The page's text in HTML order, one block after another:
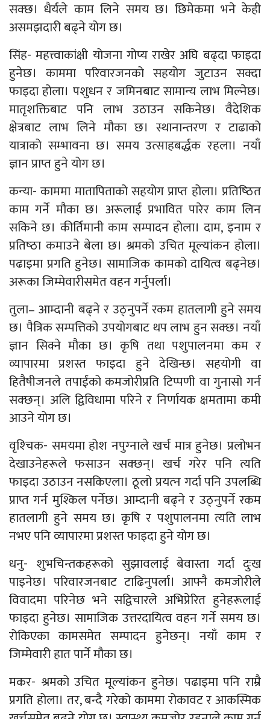
सक्छ। धैर्यले काम लिने समय छ। छिमेकमा भने केही
असमझदारी बढ्ने योग छ।
सिंह- महत्त्वाकांक्षी योजना गोप्य राखेर अघि बढ्दा फाइदा
हुनेछ। काममा परिवारजनको सहयोग जुटाउन सक्दा
फाइदा होला। पशुधन र जमिनबाट सामान्य लाभ मिल्नेछ।
मातृशक्तिबाट पनि लाभ उठाउन सकिनेछ। वैदेशिक
क्षेत्रबाट लाभ लिने मौका छ। स्थानान्तरण र टाढाको
यात्राको सम्भावना छ। समय उत्साहबर्द्धक रहला। नयाँ
ज्ञान प्राप्त हुने योग छ।
कन्या- काममा मातापिताको सहयोग प्राप्त होला। प्रतिष्‍ठित
काम गर्ने मौका छ। अरूलाई प्रभावित पारेर काम लिन
सकिने छ। कीर्तिमानी काम सम्पादन होला। दाम, इनाम र
प्रतिष्‍ठा कमाउने बेला छ। श्रमको उचित मूल्यांकन होला।
पढाइमा प्रगति हुनेछ। सामाजिक कामको दायित्व बढ्नेछ।
अरूका जिम्मेवारीसमेत वहन गर्नुपर्ला।
तुला– आम्दानी बढ्ने र उठ्नुपर्ने रकम हातलागी हुने समय
छ। पैत्रिक सम्पत्तिको उपयोगबाट थप लाभ हुन सक्छ। नयाँ
ज्ञान सिक्ने मौका छ। कृषि तथा पशुपालनमा कम र
व्यापारमा प्रशस्त फाइदा हुने देखिन्छ। सहयोगी वा
हितैषीजनले तपाईंको कमजोरीप्रति टिप्पणी वा गुनासो गर्न
सक्छन्। अलि द्विविधामा परिने र निर्णायक क्षमतामा कमी
आउने योग छ।
वृश्‍चिक- समयमा होश नपुग्‍नाले खर्च मात्र हुनेछ। प्रलोभन
देखाउनेहरूले फसाउन सक्छन्। खर्च गरेर पनि त्यति
फाइदा उठाउन नसकिएला। ठूलो प्रयत्‍न गर्दा पनि उपलब्धि
प्राप्त गर्न मुश्किल पर्नेछ। आम्दानी बढ्ने र उठ्नुपर्ने रकम
हातलागी हुने समय छ। कृषि र पशुपालनमा त्यति लाभ
नभए पनि व्यापारमा प्रशस्त फाइदा हुने योग छ।
धनु- शुभचिन्तकहरूको सुझावलाई बेवास्ता गर्दा दुःख
पाइनेछ। परिवारजनबाट टाढिनुपर्ला। आफ्नै कमजोरीले
विवादमा परिनेछ भने सद्विचारले अभिप्रेरित हुनेहरूलाई
फाइदा हुनेछ। सामाजिक उत्तरदायित्व वहन गर्ने समय छ।
रोकिएका कामसमेत सम्पादन हुनेछन्। नयाँ काम र
जिम्मेवारी हात पार्ने मौका छ।
मकर- श्रमको उचित मूल्यांकन हुनेछ। पढाइमा पनि राम्रै
प्रगति होला। तर, बन्दै गरेको काममा रोकावट र आकस्मिक